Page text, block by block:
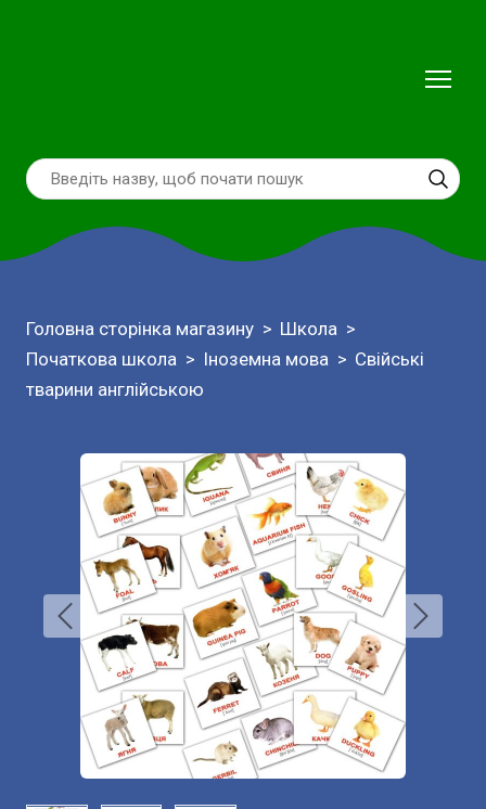
Головна сторінка магазину
Школа
Початкова школа
Іноземна мова
Свійські
тварини англійською